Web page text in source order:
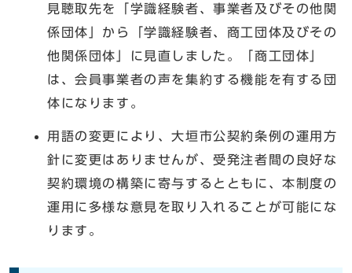
見聴取先を「学識経験者、事業者及びその他関
係団体」から「学識経験者、商工団体及びその
他関係団体」に見直しました。「商工団体」
は、会員事業者の声を集約する機能を有する団
体になります。
用語の変更により、大垣市公契約条例の運用方
針に変更はありませんが、受発注者間の良好な
契約環境の構築に寄与するとともに、本制度の
運用に多様な意見を取り入れることが可能にな
ります。